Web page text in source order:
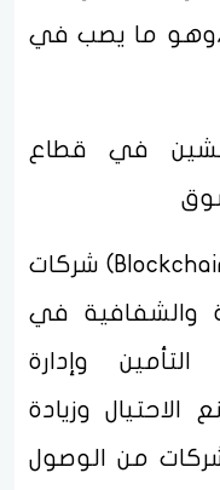
ما يصب في
تشين في قطاع
تساعد حلول البلوك تشين (Blockchain) شركات
والشفافية في
وإدارة
وزيادة
من الوصول